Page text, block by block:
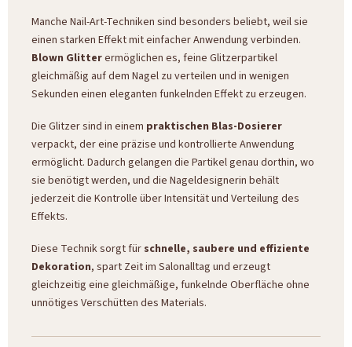
Manche Nail-Art-Techniken sind besonders beliebt, weil sie
einen starken Effekt mit einfacher Anwendung verbinden.
Blown Glitterermöglichen es, feine Glitzerpartikel
gleichmäßig auf dem Nagel zu verteilen und in wenigen
Sekunden einen eleganten funkelnden Effekt zu erzeugen.
Die Glitzer sind in einem praktischen Blas-Dosierer
verpackt, der eine präzise und kontrollierte Anwendung
ermöglicht. Dadurch gelangen die Partikel genau dorthin, wo
sie benötigt werden, und die Nageldesignerin behält
jederzeit die Kontrolle über Intensität und Verteilung des
Effekts.
Diese Technik sorgt fürschnelle, saubere und effiziente
Dekoration, spart Zeit im Salonalltag und erzeugt
gleichzeitig eine gleichmäßige, funkelnde Oberfläche ohne
unnötiges Verschütten des Materials.